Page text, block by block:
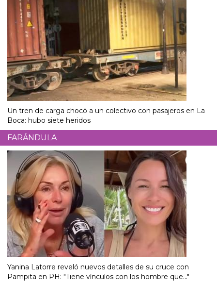
Un tren de carga chocó a un colectivo con pasajeros en La
Boca: hubo siete heridos
FARÁNDULA
Yanina Latorre reveló nuevos detalles de su cruce con
Pampita en PH: "Tiene vínculos con los hombre que..."